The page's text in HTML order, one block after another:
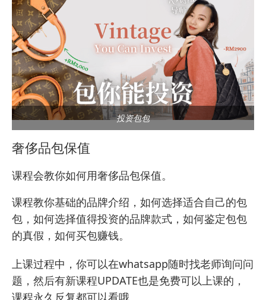
投资包包
奢侈品包保值
课程会教你如何用奢侈品包保值。
课程教你基础的品牌介绍，如何选择适合自己的包
包，如何选择值得投资的品牌款式，如何鉴定包包
的真假，如何买包赚钱。
上课过程中，你可以在whatsapp随时找老师询问问
题，然后有新课程UPDATE也是免费可以上课的，